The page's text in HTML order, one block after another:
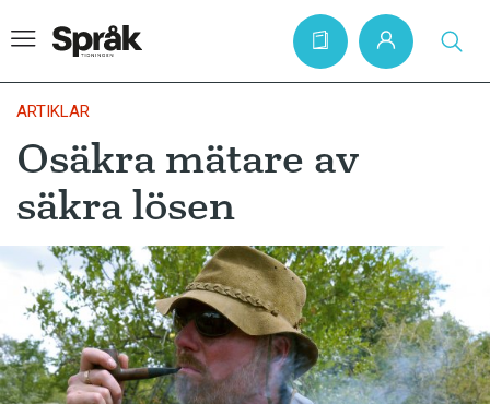
Hem
Artiklar
Krönikor
Språkfrågor
Skrivtips
Bokrecensioner
ARTIKLAR
Osäkra mätare av
säkra lösen